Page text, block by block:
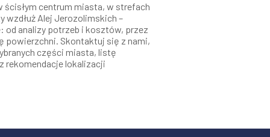
ścisłym centrum miasta, w strefach
wzdłuż Alej Jerozolimskich –
od analizy potrzeb i kosztów, przez
powierzchni. Skontaktuj się z nami,
części miasta, listę
rekomendacje lokalizacji